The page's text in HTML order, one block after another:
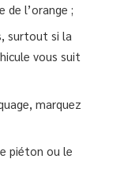
de l’orange ;
surtout si la
vous suit
marquez
piéton ou le